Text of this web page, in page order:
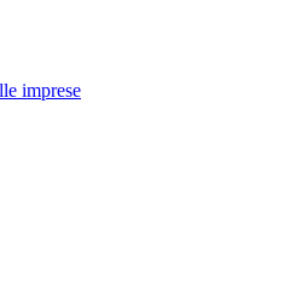
imprese